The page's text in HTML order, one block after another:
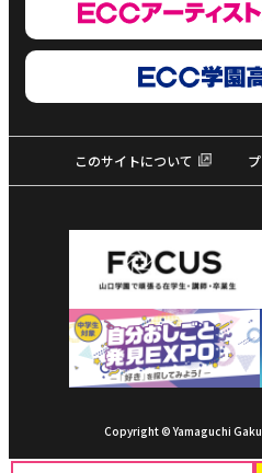
このサイトについて
Copyright © Yamaguchi